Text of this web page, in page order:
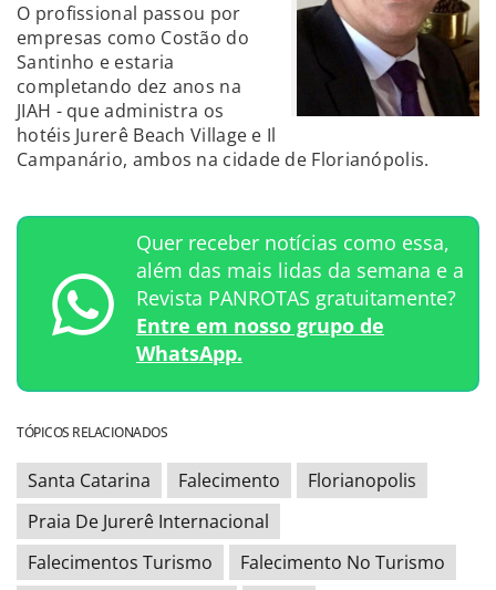
O profissional passou por
empresas como Costão do
Santinho e estaria
completando dez anos na
JIAH - que administra os
hotéis Jurerê Beach Village e Il
Campanário, ambos na cidade de Florianópolis.
Quer receber notícias como essa,
além das mais lidas da semana e a
Revista PANROTAS gratuitamente?
Entre em nosso grupo de
WhatsApp.
TÓPICOS RELACIONADOS
Santa Catarina Falecimento
Florianopolis
Praia De Jurerê Internacional
Falecimentos Turismo
Falecimento No Turismo